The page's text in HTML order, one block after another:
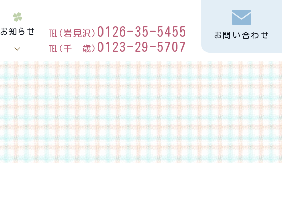
お知らせ ℡(岩見沢) 0126-35-5455
℡(千 歳) 0123-29-5707
お問い合わせ